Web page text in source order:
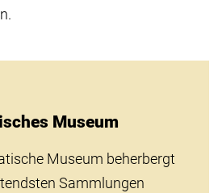
Museum
Museum beherbergt
Sammlungen